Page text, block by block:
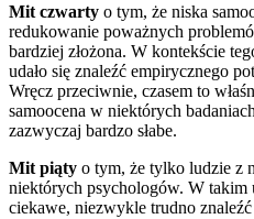
Mit czwarty o tym, że niska
redukowanie poważnych
bardziej złożona. W kontekście
udało się znaleźć empirycznego
Wręcz przeciwnie, czasem to
samoocena w niektórych
zazwyczaj bardzo słabe.
Mit piąty o tym, że tylko ludzie z
niektórych psychologów. W takim
ciekawe, niezwykle trudno